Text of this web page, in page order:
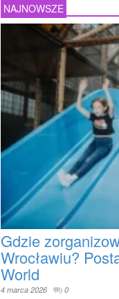
NAJNOWSZE
Gdzie
Wrocławiu?
World
4 marca 2026 0